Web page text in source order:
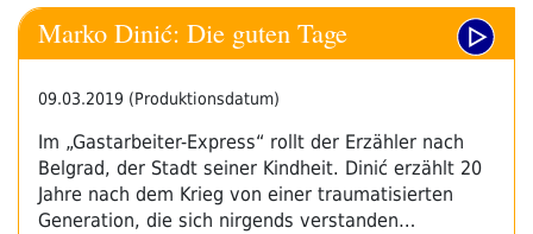
Marko Dinić: Die guten Tage
09.03.2019 (Produktionsdatum)
Im „Gastarbeiter-Express“ rollt der Erzähler nach
Belgrad, der Stadt seiner Kindheit. Dinić erzählt 20
Jahre nach dem Krieg von einer traumatisierten
Generation, die sich nirgends verstanden…